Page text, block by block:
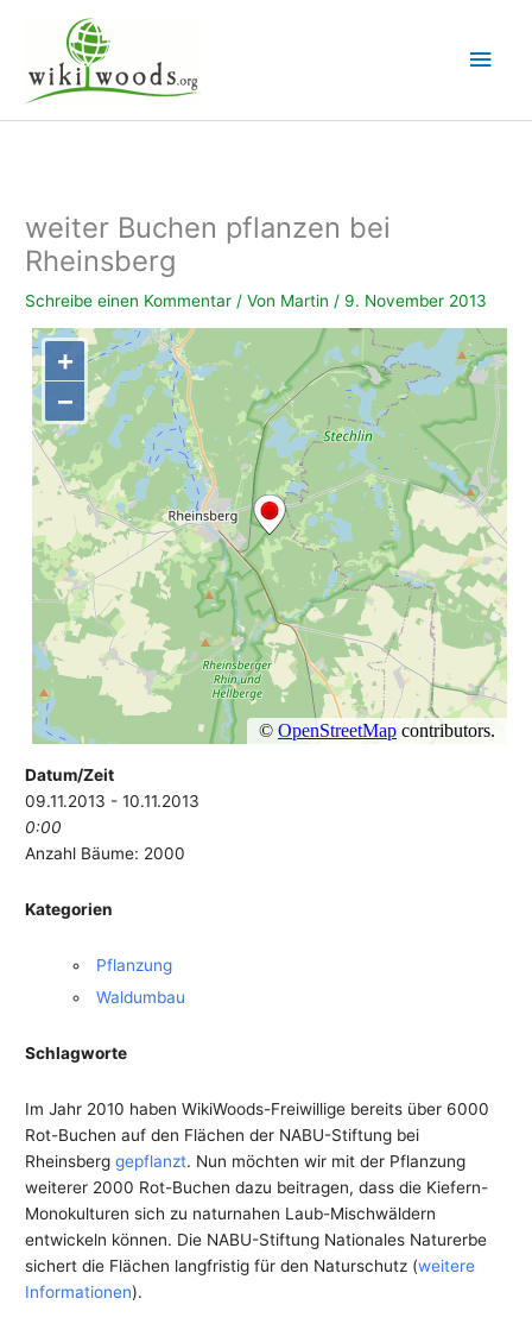
springen
weiter Buchen pflanzen bei
Rheinsberg
Schreibe einen Kommentar / Von Martin / 9. November 2013
Datum/Zeit
09.11.2013 - 10.11.2013
0:00
Anzahl Bäume: 2000
Kategorien
Pflanzung
Waldumbau
Schlagworte
Im Jahr 2010 haben WikiWoods-Freiwillige bereits über 6000
Rot-Buchen auf den Flächen der NABU-Stiftung bei
Rheinsberggepflanzt. Nun möchten wir mit der Pflanzung
weiterer 2000 Rot-Buchen dazu beitragen, dass die Kiefern-
Monokulturen sich zu naturnahen Laub-Mischwäldern
entwickeln können. Die NABU-Stiftung Nationales Naturerbe
sichert die Flächen langfristig für den Naturschutz (weitere
Informationen).